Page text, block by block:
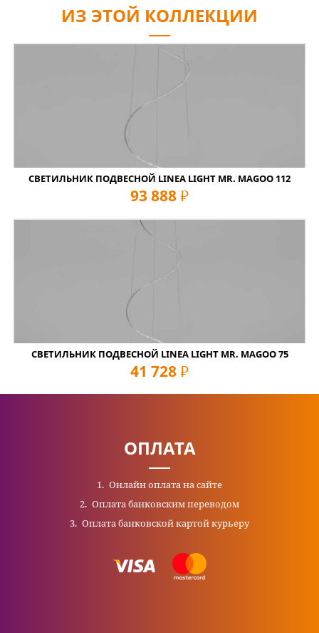
ИЗ ЭТОЙ КОЛЛЕКЦИИ
СВЕТИЛЬНИК ПОДВЕСНОЙ LINEA LIGHT MR. MAGOO 112
93 888 руб
СВЕТИЛЬНИК ПОДВЕСНОЙ LINEA LIGHT MR. MAGOO 75
41 728 руб
ОПЛАТА
Онлайн оплата на сайте
Оплата банковским переводом
Оплата банковской картой курьеру